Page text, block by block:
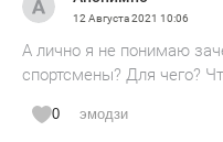
12 Августа 2021 10:06
А лично я не понимаю
спортсмены? Для чего?
0 эмодзи